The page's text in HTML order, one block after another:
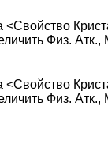
Физ.
Физ.